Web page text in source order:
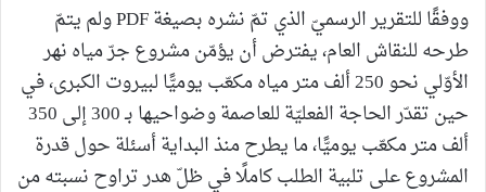
ووفقًا للتقرير الرسميّ الذي تمّ نشره بصيغة PDF ولم يتمّ
طرحه للنقاش العام، يفترض أن يؤمّن مشروع جرّ مياه نهر
الأوّلي نحو 250 ألف متر مياه مكعّب يوميًّا لبيروت الكبرى، في
حين تقدّر الحاجة الفعليّة للعاصمة وضواحيها بـ 300 إلى 350
ألف متر مكعّب يوميًّا، ما يطرح منذ البداية أسئلة حول قدرة
المشروع على تلبية الطلب كاملًا في ظلّ هدر تراوح نسبته من